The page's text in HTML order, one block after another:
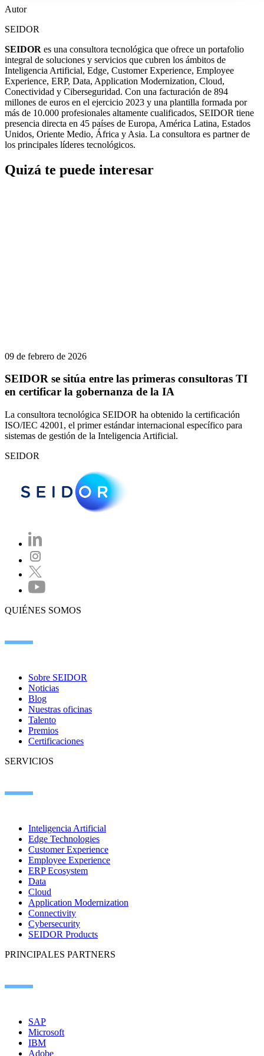
Autor
SEIDOR
SEIDOR es una consultora tecnológica que ofrece un portafolio
integral de soluciones y servicios que cubren los ámbitos de
Inteligencia Artificial, Edge, Customer Experience, Employee
Experience, ERP, Data, Application Modernization, Cloud,
Conectividad y Ciberseguridad. Con una facturación de 894
millones de euros en el ejercicio 2023 y una plantilla formada por
más de 10.000 profesionales altamente cualificados, SEIDOR tiene
presencia directa en 45 países de Europa, América Latina, Estados
Unidos, Oriente Medio, África y Asia. La consultora es partner de
los principales líderes tecnológicos.
Quizá te puede interesar
09 de febrero de 2026
SEIDOR se sitúa entre las primeras consultoras TI
en certificar la gobernanza de la IA
La consultora tecnológica SEIDOR ha obtenido la certificación
ISO/IEC 42001, el primer estándar internacional específico para
sistemas de gestión de la Inteligencia Artificial.
SEIDOR
QUIÉNES SOMOS
Sobre SEIDOR
Noticias
Blog
Nuestras oficinas
Talento
Premios
Certificaciones
SERVICIOS
Inteligencia Artificial
Edge Technologies
Customer Experience
Employee Experience
ERP Ecosystem
Data
Cloud
Application Modernization
Connectivity
Cybersecurity
SEIDOR Products
PRINCIPALES PARTNERS
SAP
Microsoft
IBM
Adobe